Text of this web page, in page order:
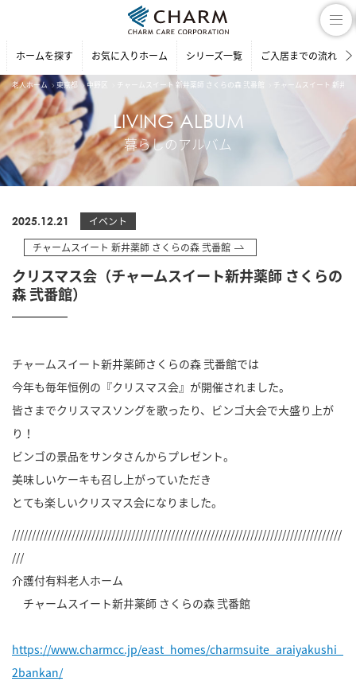
ホームを探す お気に入りホーム シリーズ一覧 ご入居までの流れ
老人ホーム 東京都 中野区 チャームスイート 新井薬師 さくらの森 弐番館 チャームスイート 新井
LIVING ALBUM
暮らしのアルバム
2025.12.21
イベント
チャームスイート 新井薬師 さくらの森 弐番館
クリスマス会（チャームスイート新井薬師 さくらの
森 弐番館）
チャームスイート新井薬師さくらの森 弐番館では
今年も毎年恒例の『クリスマス会』が開催されました。
皆さまでクリスマスソングを歌ったり、ビンゴ大会で大盛り上が
り！
ビンゴの景品をサンタさんからプレゼント。
美味しいケーキも召し上がっていただき
とても楽しいクリスマス会になりました。
///////////////////////////////////////////////////////////////////////////////////
///
介護付有料老人ホーム
チャームスイート新井薬師 さくらの森 弐番館
https://www.charmcc.jp/east_homes/charmsuite_araiyakushi_
2bankan/